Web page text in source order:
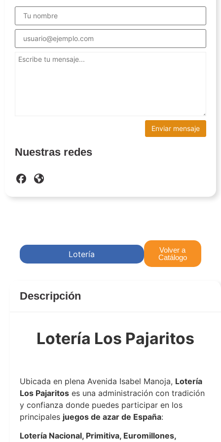
Nuestras redes
Lotería
Volver a
Catálogo
Descripción
Lotería Los Pajaritos
Ubicada en plena Avenida Isabel Manoja, Lotería
Los Pajaritos es una administración con tradición
y confianza donde puedes participar en los
principales juegos de azar de España:
Lotería Nacional, Primitiva, Euromillones,